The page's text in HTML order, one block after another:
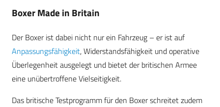
Boxer Made in Britain
Der Boxer ist dabei nicht nur ein Fahrzeug – er ist auf
Anpassungsfähigkeit, Widerstandsfähigkeit und operative
Überlegenheit ausgelegt und bietet der britischen Armee
eine unübertroffene Vielseitigkeit.
Das britische Testprogramm für den Boxer schreitet zudem